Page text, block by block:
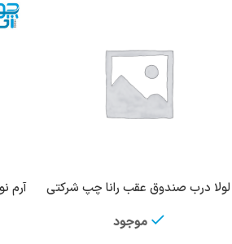
افزودن به سبد خرید
لولا درب صندوق عقب رانا چپ شرکتی
موجود